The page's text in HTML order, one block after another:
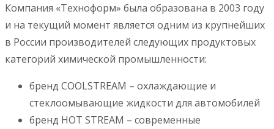
Компания «Техноформ» была образована в 2003 году
и на текущий момент является одним из крупнейших
в России производителей следующих продуктовых
категорий химической промышленности:
бренд COOLSTREAM – охлаждающие и
стеклоомывающие жидкости для автомобилей
бренд HOT STREAM – современные